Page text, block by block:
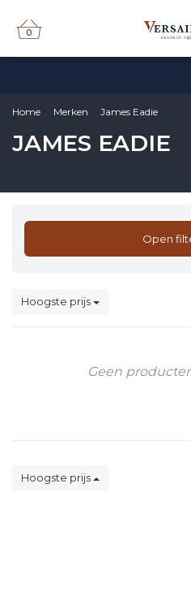
0
0
Home Merken James Eadie
JAMES EADIE
Open
Hoogste prijs
Geen
Hoogste prijs